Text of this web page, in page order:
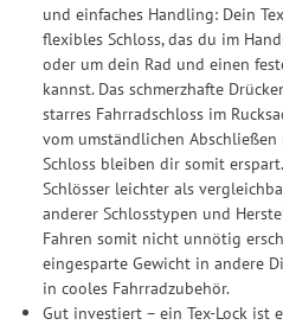
erforderlich und gilt, bis sie
Einwilligung unter
Drittanbieter erteilen und
und einfaches Handling: Dein
flexibles Schloss, das du im
oder um dein Rad und einen
kannst. Das schmerzhafte
starres Fahrradschloss im
vom umständlichen
Schloss bleiben dir somit
Schlösser leichter als
anderer Schlosstypen und
Fahren somit nicht unnötig
eingesparte Gewicht in andere
in cooles Fahrradzubehör.
Gut investiert – ein Tex-Lock ist